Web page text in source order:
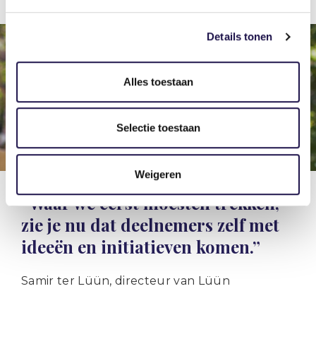
Details tonen
Alles toestaan
Selectie toestaan
Weigeren
“Waar we eerst moesten trekken,
zie je nu dat deelnemers zelf met
ideeën en initiatieven komen.”
Samir ter Lüün, directeur van Lüün